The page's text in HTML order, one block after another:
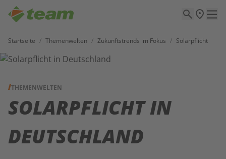
Startseite / Themenwelten / Zukunftstrends im Fokus / Solarpflicht
THEMENWELTEN
SOLARPFLICHT IN
DEUTSCHLAND